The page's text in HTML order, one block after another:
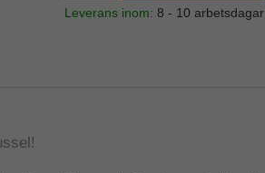
Leverans inom: 8 - 10 arbetsdagar